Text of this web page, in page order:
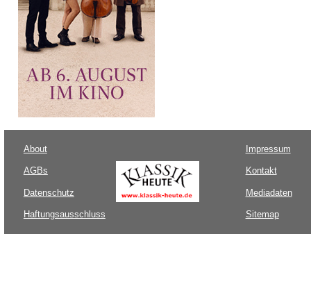
About
AGBs
Datenschutz
Haftungsausschluss
Impressum
Kontakt
Mediadaten
Sitemap